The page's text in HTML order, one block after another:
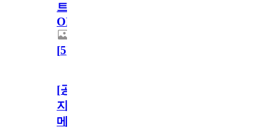
트
OPEN!
[5]
[공
지]
메